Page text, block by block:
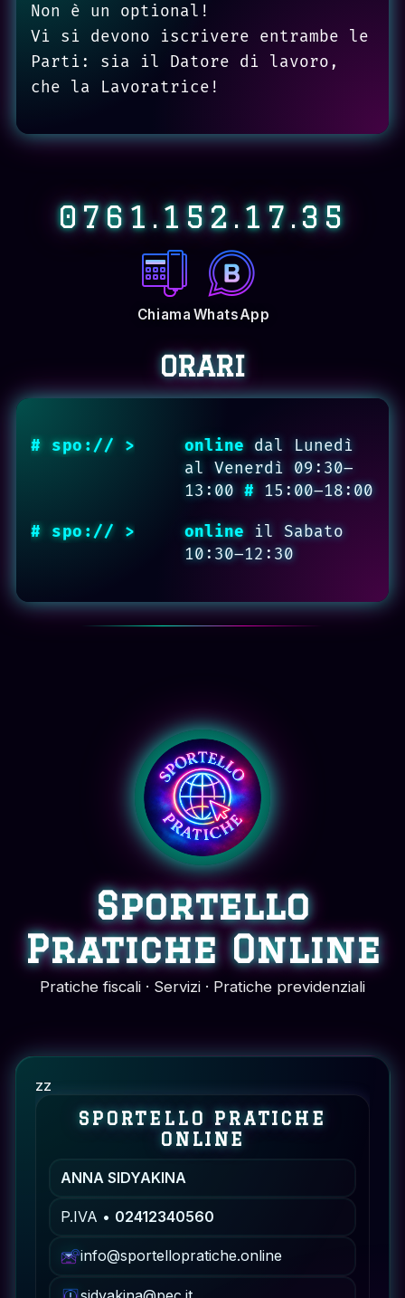
Non è un optional!
Vi si devono iscrivere entrambe le
Parti: sia il Datore di lavoro,
che la Lavoratrice!
0761.152.17.35
Chiama WhatsApp
ORARI
online dal Lunedì
al Venerdì 09:30–
13:00 # 15:00–18:00
online il Sabato
10:30–12:30
Sportello
Pratiche Online
Pratiche fiscali · Servizi · Pratiche previdenziali
zz
SPORTELLO PRATICHE
ONLINE
ANNA SIDYAKINA
P.IVA • 02412340560
info@sportellopratiche.online